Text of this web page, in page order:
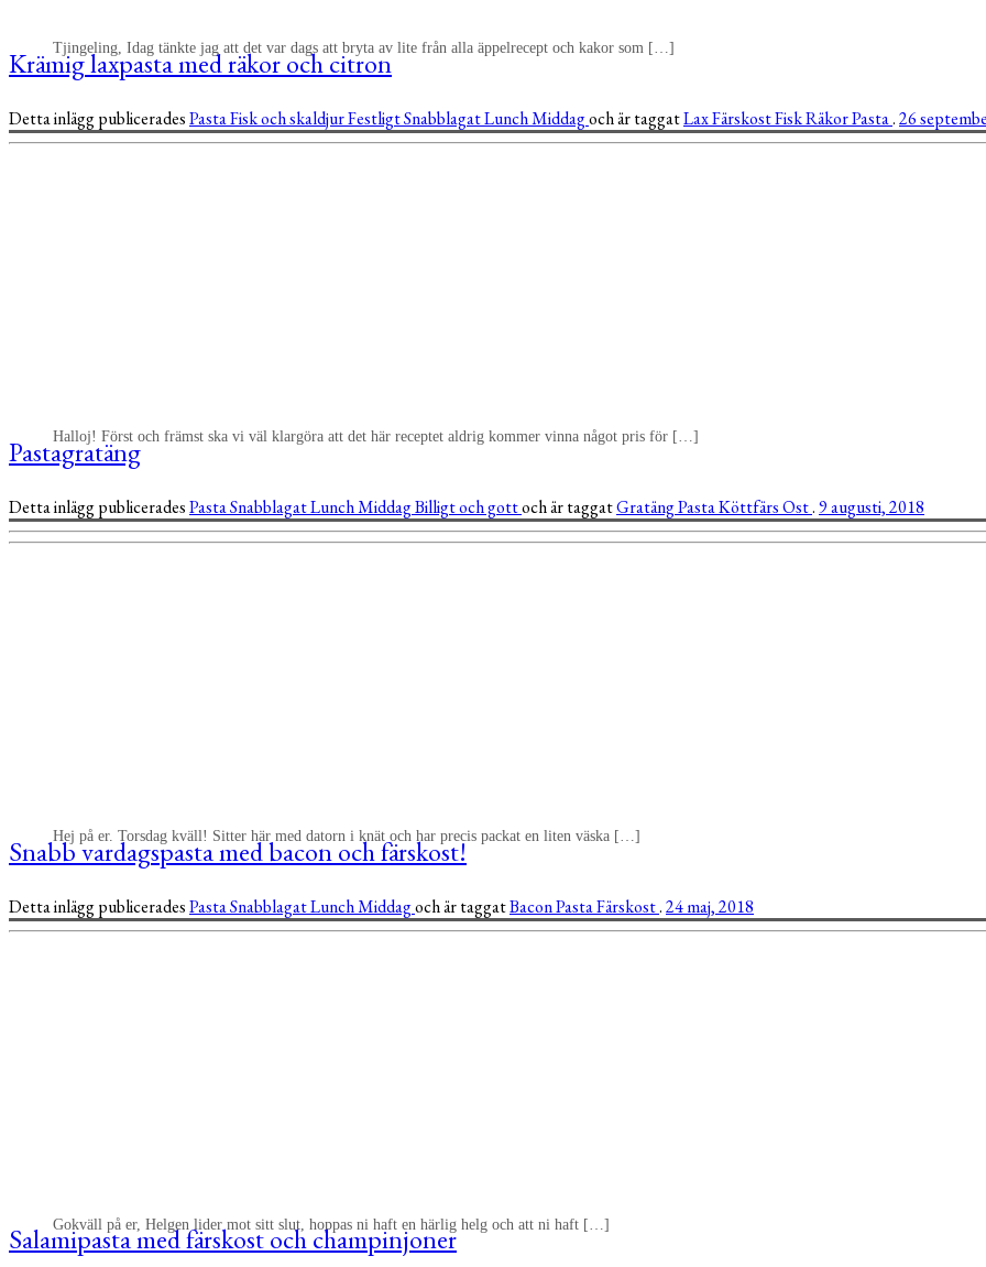
Tjingeling, Idag tänkte jag att det var dags att bryta av lite från alla äppelrecept och kakor som […]
Krämig laxpasta med räkor och citron
Detta inlägg publiceradesPastaFisk och skaldjurFestligtSnabblagatLunchMiddagoch är taggatLaxFärskostFiskRäkorPasta.26
Halloj! Först och främst ska vi väl klargöra att det här receptet aldrig kommer vinna något pris för […]
Pastagratäng
Detta inlägg publiceradesPastaSnabblagatLunchMiddagBilligt och gottoch är taggatGratängPastaKöttfärsOst.9 augusti, 2018
Hej på er. Torsdag kväll! Sitter här med datorn i knät och har precis packat en liten väska […]
Snabb vardagspasta med bacon och färskost!
Detta inlägg publiceradesPastaSnabblagatLunchMiddagoch är taggatBaconPastaFärskost.24 maj, 2018
Gokväll på er, Helgen lider mot sitt slut, hoppas ni haft en härlig helg och att ni haft […]
Salamipasta med färskost och champinjoner